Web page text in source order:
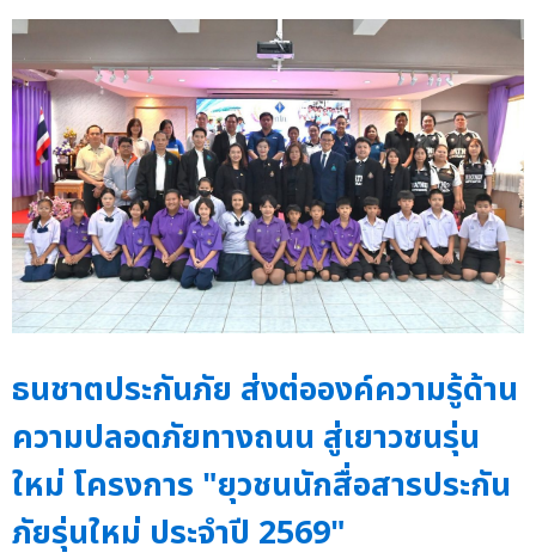
ธนชาตประกันภัย ส่งต่อองค์ความรู้ด้าน
ความปลอดภัยทางถนน สู่เยาวชนรุ่น
ใหม่ โครงการ "ยุวชนนักสื่อสารประกัน
ภัยรุ่นใหม่ ประจำปี 2569"